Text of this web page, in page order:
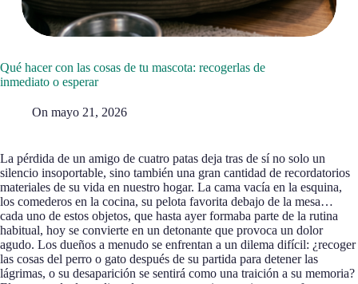
Qué hacer con las cosas de tu mascota: recogerlas de
inmediato o esperar
On mayo 21, 2026
La pérdida de un amigo de cuatro patas deja tras de sí no solo un
silencio insoportable, sino también una gran cantidad de recordatorios
materiales de su vida en nuestro hogar. La cama vacía en la esquina,
los comederos en la cocina, su pelota favorita debajo de la mesa…
cada uno de estos objetos, que hasta ayer formaba parte de la rutina
habitual, hoy se convierte en un detonante que provoca un dolor
agudo. Los dueños a menudo se enfrentan a un dilema difícil: ¿recoger
las cosas del perro o gato después de su partida para detener las
lágrimas, o su desaparición se sentirá como una traición a su memoria?